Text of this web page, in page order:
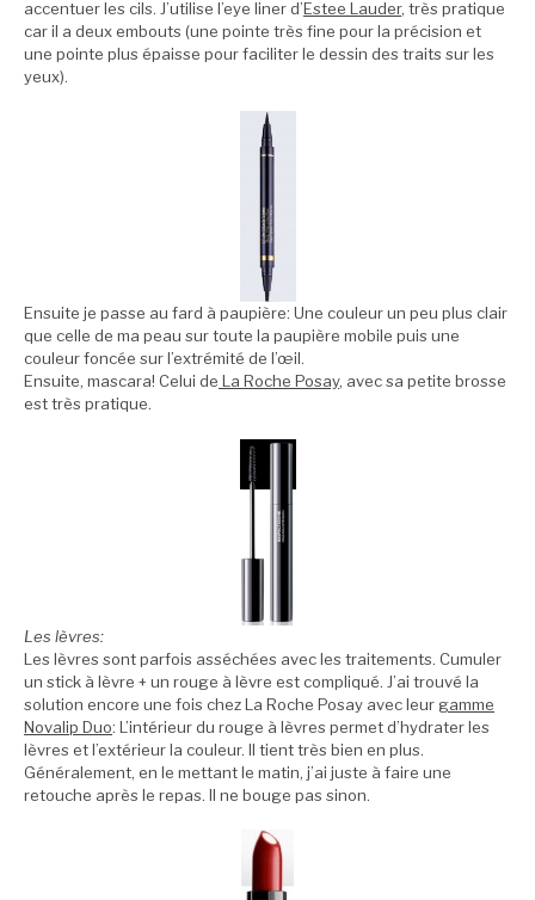
accentuer les cils. J’utilise l’eye liner d’Estee Lauder, très pratique
car il a deux embouts (une pointe très fine pour la précision et
une pointe plus épaisse pour faciliter le dessin des traits sur les
yeux).
Ensuite je passe au fard à paupière: Une couleur un peu plus clair
que celle de ma peau sur toute la paupière mobile puis une
couleur foncée sur l’extrémité de l’œil.
Ensuite, mascara! Celui de La Roche Posay, avec sa petite brosse
est très pratique.
Les lèvres:
Les lèvres sont parfois asséchées avec les traitements. Cumuler
un stick à lèvre + un rouge à lèvre est compliqué. J’ai trouvé la
solution encore une fois chez La Roche Posay avec leur gamme
Novalip Duo: L’intérieur du rouge à lèvres permet d’hydrater les
lèvres et l’extérieur la couleur. Il tient très bien en plus.
Généralement, en le mettant le matin, j’ai juste à faire une
retouche après le repas. Il ne bouge pas sinon.